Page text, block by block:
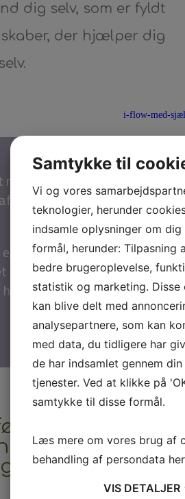
dig selv, som er fyldt
der hjælper dig
healende for mig,
at komme hjem til mig
selv.
meget stor oplevelse,
taknemmelig for, det du
har gjort.”
Katja
sårbart og
blive porten til
og styrke
Samtykke til
Vi og vores
teknologier, herunder
indsamle oplysninger om
formål, herunder: Tilpasning
bedre brugeroplevelse,
statistik og marketing. Disse
kan blive delt med
analysepartnere, som kan
med data, du tidligere har
de har indsamlet gennem
tjenester. Ved at klikke på
samtykke til disse formål.
Læs mere om vores brug af
behandling af persondata her
VIS DETALJER